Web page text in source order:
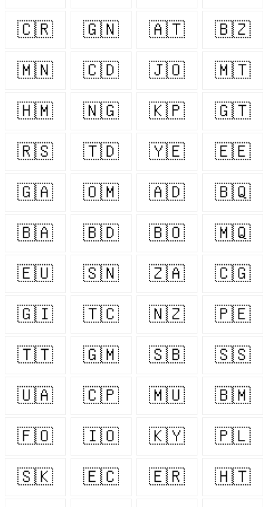
🇨🇷 🇬🇳 🇦🇹 🇧🇿
🇲🇳 🇨🇩 🇯🇴 🇲🇹
🇭🇲 🇳🇬 🇰🇵 🇬🇹
🇷🇸 🇹🇩 🇾🇪 🇪🇪
🇬🇦 🇴🇲 🇦🇩 🇧🇶
🇧🇦 🇧🇩 🇧🇴 🇲🇶
🇪🇺 🇸🇳 🇿🇦 🇨🇬
🇬🇮 🇹🇨 🇳🇿 🇵🇪
🇹🇹 🇬🇲 🇸🇧 🇸🇸
🇺🇦 🇨🇵 🇲🇺 🇧🇲
🇫🇴 🇮🇴 🇰🇾 🇵🇱
🇸🇰 🇪🇨 🇪🇷 🇭🇹